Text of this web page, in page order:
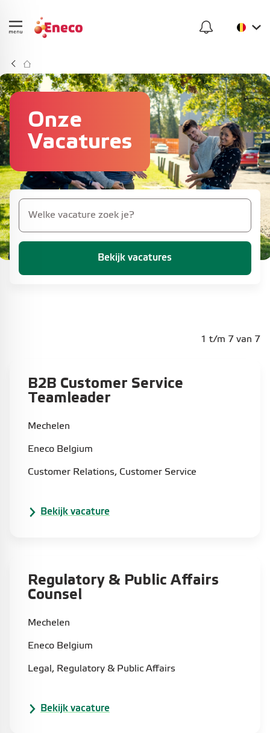
Onze
Vacatures
Bekijk vacatures
1 t/m 7 van 7
B2B Customer Service
Teamleader​
Mechelen
Eneco Belgium
Customer Relations, Customer Service
Bekijk vacature
Regulatory & Public Affairs
Counsel
Mechelen
Eneco Belgium
Legal, Regulatory & Public Affairs
Bekijk vacature